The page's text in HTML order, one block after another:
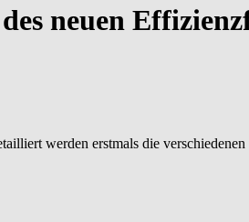
neuen
werden erstmals die